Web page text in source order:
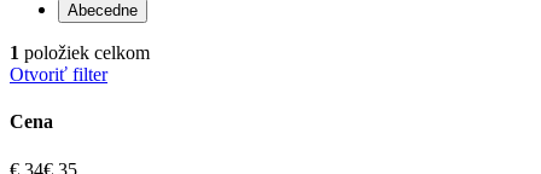
Abecedne
1 položiek celkom
Otvoriť filter
Cena
€ 34€ 35